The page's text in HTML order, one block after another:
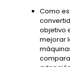
Como
objetivo
mejorar